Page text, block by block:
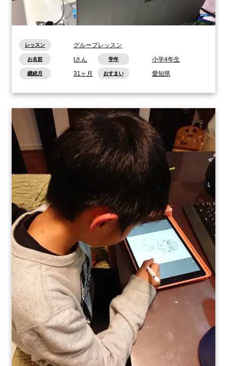
レッスン グループレッスン
お名前 Iさん 学年 小学4年生
継続月 31ヶ月 おすまい 愛知県